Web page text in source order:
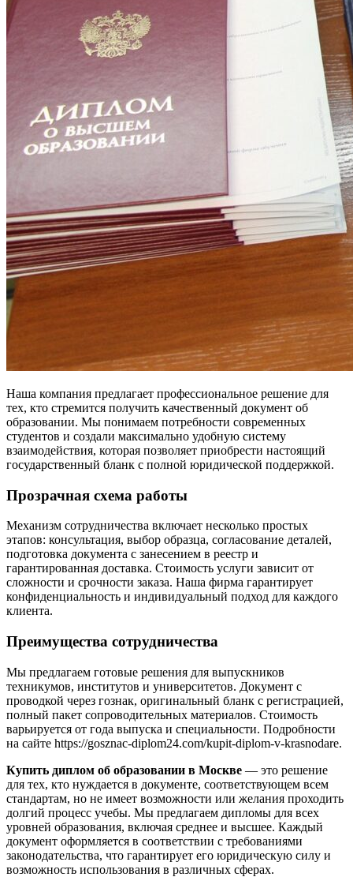
Наша компания предлагает профессиональное решение для
тех, кто стремится получить качественный документ об
образовании. Мы понимаем потребности современных
студентов и создали максимально удобную систему
взаимодействия, которая позволяет приобрести настоящий
государственный бланк с полной юридической поддержкой.
Прозрачная схема работы
Механизм сотрудничества включает несколько простых
этапов: консультация, выбор образца, согласование деталей,
подготовка документа с занесением в реестр и
гарантированная доставка. Стоимость услуги зависит от
сложности и срочности заказа. Наша фирма гарантирует
конфиденциальность и индивидуальный подход для каждого
клиента.
Преимущества сотрудничества
Мы предлагаем готовые решения для выпускников
техникумов, институтов и университетов. Документ с
проводкой через гознак, оригинальный бланк с регистрацией,
полный пакет сопроводительных материалов. Стоимость
варьируется от года выпуска и специальности. Подробности
на сайте https://gosznac-diplom24.com/kupit-diplom-v-krasnodare.
Купить диплом об образовании в Москве — это решение
для тех, кто нуждается в документе, соответствующем всем
стандартам, но не имеет возможности или желания проходить
долгий процесс учебы. Мы предлагаем дипломы для всех
уровней образования, включая среднее и высшее. Каждый
документ оформляется в соответствии с требованиями
законодательства, что гарантирует его юридическую силу и
возможность использования в различных сферах.